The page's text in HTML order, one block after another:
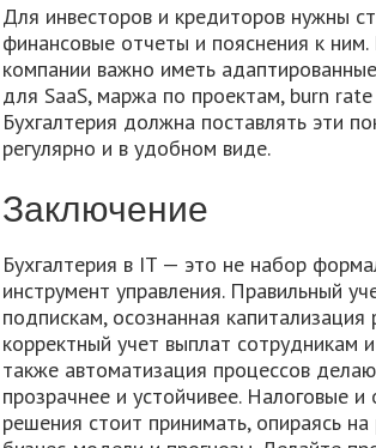
Для инвесторов и кредиторов нужны
финансовые отчеты и пояснения к ним.
компании важно иметь
для SaaS, маржа по проектам, burn
Бухгалтерия должна поставлять эти
регулярно и в удобном виде.
Заключение
Бухгалтерия в IT — это не набор
инструмент управления. Правильный
подпискам, осознанная капитализация
корректный учет выплат сотрудникам
также автоматизация процессов
прозрачнее и устойчивее. Налоговые и
решения стоит принимать, опираясь